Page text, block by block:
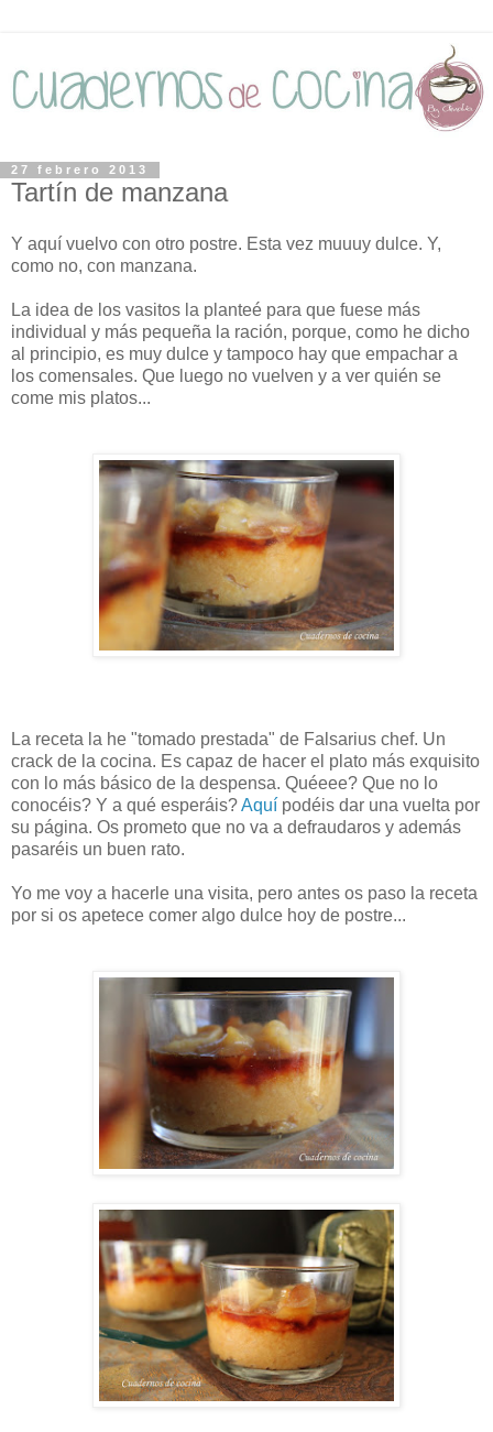
27 febrero 2013
Tartín de manzana
Y aquí vuelvo con otro postre. Esta vez muuuy dulce. Y,
como no, con manzana.
La idea de los vasitos la planteé para que fuese más
individual y más pequeña la ración, porque, como he dicho
al principio, es muy dulce y tampoco hay que empachar a
los comensales. Que luego no vuelven y a ver quién se
come mis platos...
La receta la he "tomado prestada" de Falsarius chef. Un
crack de la cocina. Es capaz de hacer el plato más exquisito
con lo más básico de la despensa. Quéeee? Que no lo
conocéis? Y a qué esperáis?Aquí podéis dar una vuelta por
su página. Os prometo que no va a defraudaros y además
pasaréis un buen rato.
Yo me voy a hacerle una visita, pero antes os paso la receta
por si os apetece comer algo dulce hoy de postre...